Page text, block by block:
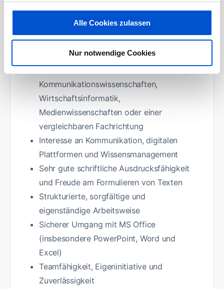
Alle Cookies zulassen
Nur notwendige Cookies
konzeptionellen Aufgaben im Team
Kommunikationswissenschaften,
Wirtschaftsinformatik,
Medienwissenschaften oder einer
vergleichbaren Fachrichtung
Interesse an Kommunikation, digitalen
Plattformen und Wissensmanagement
Sehr gute schriftliche Ausdrucksfähigkeit
und Freude am Formulieren von Texten
Strukturierte, sorgfältige und
eigenständige Arbeitsweise
Sicherer Umgang mit MS Office
(insbesondere PowerPoint, Word und
Excel)
Teamfähigkeit, Eigeninitiative und
Zuverlässigkeit